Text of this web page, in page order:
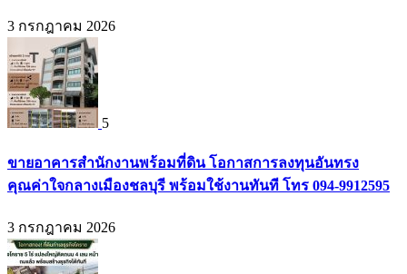
3 กรกฎาคม 2026
5
ขายอาคารสำนักงานพร้อมที่ดิน โอกาสการลงทุนอันทรง
คุณค่าใจกลางเมืองชลบุรี พร้อมใช้งานทันที โทร 094-9912595
3 กรกฎาคม 2026